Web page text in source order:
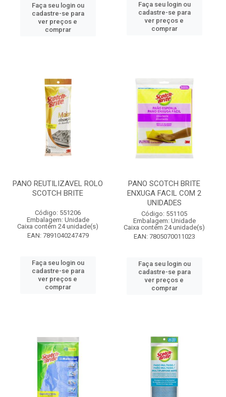
Faça seu login ou
cadastre-se para
ver preços e
comprar
Faça seu login ou
cadastre-se para
ver preços e
comprar
PANO REUTILIZAVEL ROLO
SCOTCH BRITE
Código: 551206
Embalagem: Unidade
Caixa contém 24 unidade(s)
EAN: 7891040247479
Faça seu login ou
cadastre-se para
ver preços e
comprar
PANO SCOTCH BRITE
ENXUGA FACIL COM 2
UNIDADES
Código: 551105
Embalagem: Unidade
Caixa contém 24 unidade(s)
EAN: 7805070011023
Faça seu login ou
cadastre-se para
ver preços e
comprar